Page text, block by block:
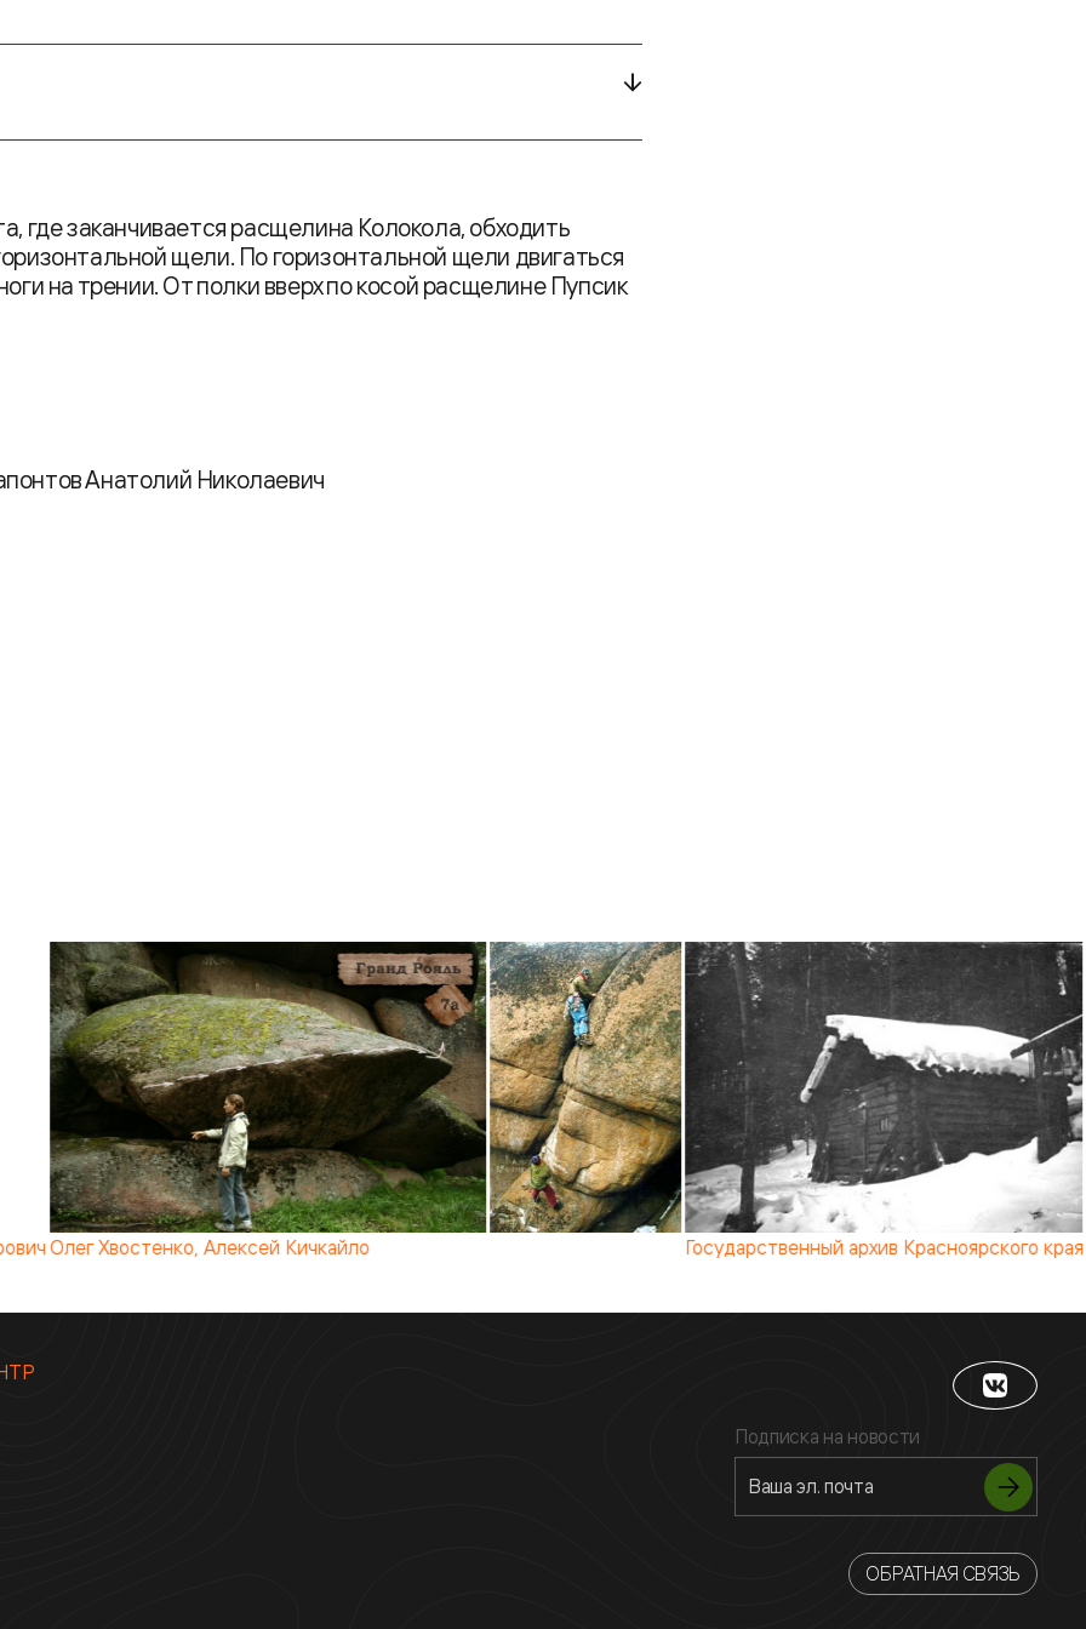
где заканчивается расщелина Колокола, обходить
щели. По горизонтальной щели двигаться
на трении. От полки вверх по косой расщелине Пупсик
Анатолий Николаевич
Олег Хвостенко, Алексей Кичкайло Государственный архив Красноярского края
Подписка на новости
ОБРАТНАЯ СВЯЗЬ